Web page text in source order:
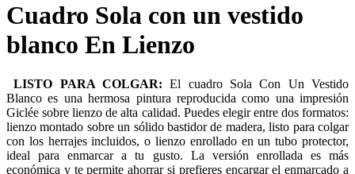
Cuadro Sola con un vestido
blanco En Lienzo
LISTO PARA COLGAR:El cuadro Sola Con Un Vestido
Blanco es una hermosa pintura reproducida como una impresión
Giclée sobre lienzo de alta calidad. Puedes elegir entre dos formatos:
lienzo montado sobre un sólido bastidor de madera, listo para colgar
con los herrajes incluidos, o lienzo enrollado en un tubo protector,
ideal para enmarcar a tu gusto. La versión enrollada es más
económica y te permite ahorrar si prefieres encargar el enmarcado a